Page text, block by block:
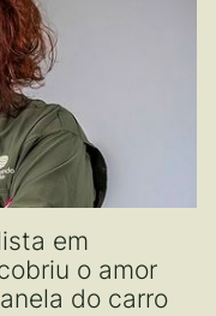
em
o amor
do carro